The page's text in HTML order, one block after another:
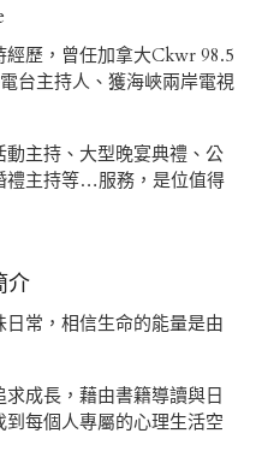
歷，曾任加拿大Ckwr 98.5
台主持人、獲海峽兩岸電視
主持、大型晚宴典禮、公
禮主持等…服務，是位值得
介
常，相信生命的能量是由
成長，藉由書籍導讀與日
每個人專屬的心理生活空